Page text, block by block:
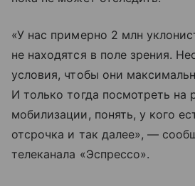
«У нас примерно 2 млн
не находятся в поле зрения.
условия, чтобы они
И только тогда посмотреть на
мобилизации, понять, у кого
отсрочка и так далее», —
телеканала «Эспрессо».